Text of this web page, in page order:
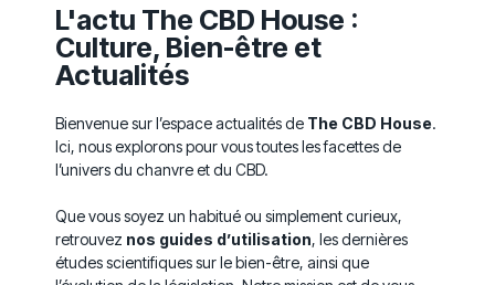
L'actu The CBD House :
Culture, Bien-être et
Actualités
Bienvenue sur l’espace actualités de The CBD House.
Ici, nous explorons pour vous toutes les facettes de
l’univers du chanvre et du CBD.
Que vous soyez un habitué ou simplement curieux,
retrouvez nos guides d’utilisation, les dernières
études scientifiques sur le bien-être, ainsi que